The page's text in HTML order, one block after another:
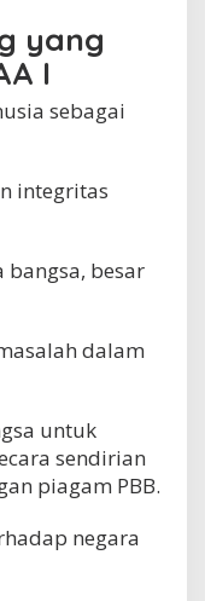
yang
I
sebagai
integritas
bangsa, besar
dalam
untuk
sendirian
piagam PBB.
negara